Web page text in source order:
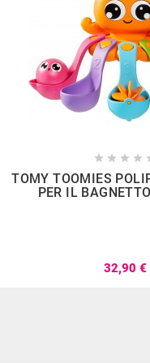
   
TOMY TOOMIES
PER IL
32,90 €